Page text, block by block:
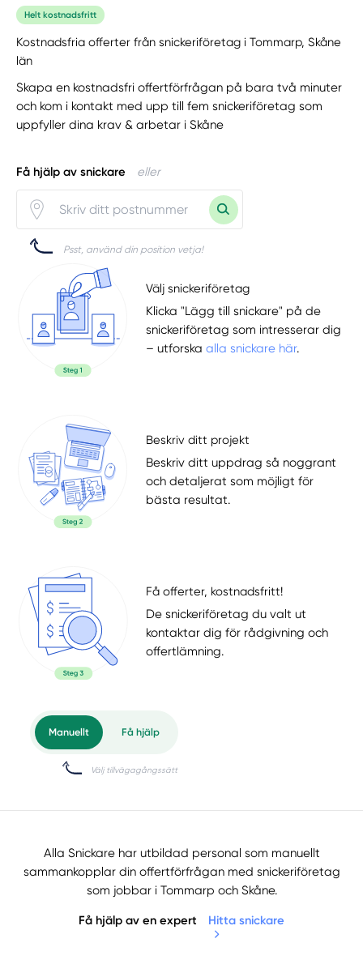
Helt kostnadsfritt
Kostnadsfria offerter från snickeriföretag i Tommarp, Skåne
län
Skapa en kostnadsfri offertförfrågan på bara två minuter
och kom i kontakt med upp till fem snickeriföretag som
uppfyller dina krav & arbetar i Skåne
Få hjälp av snickare eller
Psst, använd din position vetja!
Välj snickeriföretag
Klicka "Lägg till snickare" på de
snickeriföretag som intresserar dig
– utforskaalla snickare här.
Beskriv ditt projekt
Beskriv ditt uppdrag så noggrant
och detaljerat som möjligt för
bästa resultat.
Få offerter, kostnadsfritt!
De snickeriföretag du valt ut
kontaktar dig för rådgivning och
offertlämning.
Alla Snickare har utbildad personal som manuellt
sammankopplar din offertförfrågan med snickeriföretag
som jobbar i Tommarp och Skåne.
Få hjälp av en expert Hitta snickare